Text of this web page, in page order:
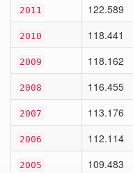
2011 122.589
2010 118.441
2009 118.162
2008 116.455
2007 113.176
2006 112.114
2005 109.483